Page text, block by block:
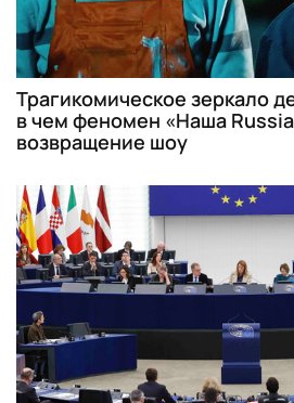
Трагикомическое зеркало
в чем феномен «Наша
возвращение шоу